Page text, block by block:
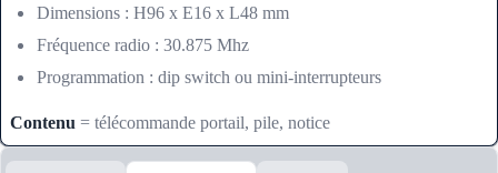
Dimensions : H96 x E16 x L48 mm
Fréquence radio : 30.875 Mhz
Programmation : dip switch ou mini-interrupteurs
Contenu = télécommande portail, pile, notice